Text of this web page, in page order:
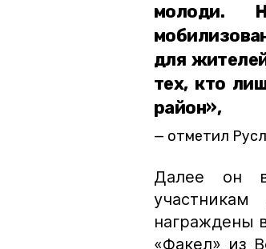
молоди.
для
тех, кто
район»,
отметил
Далее он
награждены
«Факел» из